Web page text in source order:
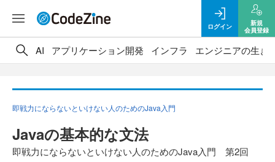
ログイン
新規
会員登録
AI アプリケーション開発 インフラ エンジニアの生き
即戦力にならないといけない人のためのJava入門
Javaの基本的な文法
即戦力にならないといけない人のためのJava入門 第2回